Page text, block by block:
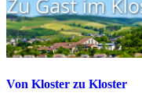
Von Kloster zu Kloster